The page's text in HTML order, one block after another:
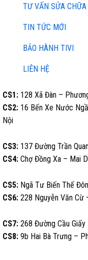
TƯ VẤN SỬA
TIN TỨC MỚI
BẢO HÀNH TIVI
LIÊN HỆ
CS1: 128 Xã Đàn –
CS2: 16 Bến Xe Nước
Nội
CS3: 137 Đường Trần
CS4: Chợ Đồng Xa – Mai
CS5: Ngã Tư Biến Thế
CS6: 228 Nguyễn Văn Cừ
CS7: 268 Đường Cầu
CS8: 9b Hai Bà Trưng –